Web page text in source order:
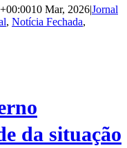
10 Mar, 2026|Jornal
, Notícia Fechada,
da situação